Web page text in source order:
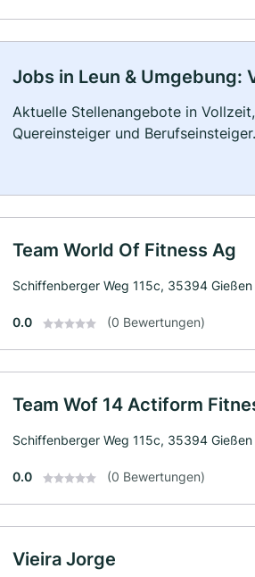
Jobs in Leun & Umgebung:
Aktuelle Stellenangebote in
Quereinsteiger und
Team World Of Fitness Ag
Schiffenberger Weg 115c, 35394 Gießen
0.0 (0 Bewertungen)
Team Wof 14 Actiform
Schiffenberger Weg 115c, 35394 Gießen
0.0 (0 Bewertungen)
Vieira Jorge